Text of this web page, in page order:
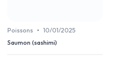
Poissons • 10/01/2025
Saumon (sashimi)